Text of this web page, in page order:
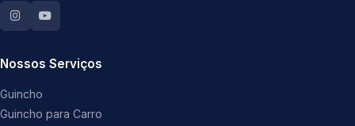
Nossos Serviços
Guincho
Guincho para Carro